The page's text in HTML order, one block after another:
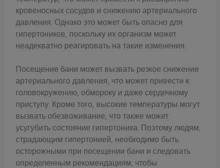
кровеносных сосудов и снижению артериального
давления. Однако это может быть опасно для
гипертоников, поскольку их организм может
неадекватно реагировать на такие изменения.
Посещение бани может вызвать резкое снижение
артериального давления, что может привести к
головокружению, обмороку и даже сердечному
приступу. Кроме того, высокие температуры могут
вызвать обезвоживание, что также может
усугубить состояние гипертоника. Поэтому людям,
страдающим гипертонией, необходимо быть
осторожными при посещении бани и следовать
определенным рекомендациям, чтобы